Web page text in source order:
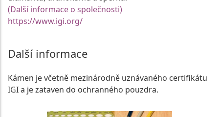
(Další informace o společnosti)
https://www.igi.org/
Další informace
Kámen je včetně mezinárodně uznávaného certifikátu
IGI a je zataven do ochranného pouzdra.